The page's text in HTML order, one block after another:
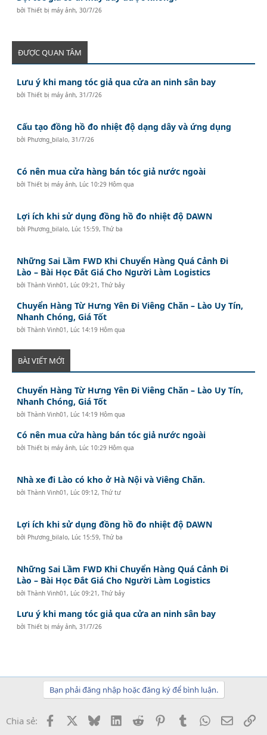
bởiThiết bị máy ảnh,30/7/26
ĐƯỢC QUAN TÂM
Lưu ý khi mang tóc giả qua cửa an ninh sân bay
bởiThiết bị máy ảnh,31/7/26
Cấu tạo đồng hồ đo nhiệt độ dạng dây và ứng dụng
bởi Phương_bilalo,31/7/26
Có nên mua cửa hàng bán tóc giả nước ngoài
bởiThiết bị máy ảnh, Lúc 10:29 Hôm qua
Lợi ích khi sử dụng đồng hồ đo nhiệt độ DAWN
bởi Phương_bilalo, Lúc 15:59, Thứ ba
Những Sai Lầm FWD Khi Chuyển Hàng Quá Cảnh Đi
Lào – Bài Học Đắt Giá Cho Người Làm Logistics
bởiThành Vinh01 , Lúc 09:21, Thứ bảy
Chuyển Hàng Từ Hưng Yên Đi Viêng Chăn – Lào Uy Tín,
Nhanh Chóng, Giá Tốt
bởiThành Vinh01 , Lúc 14:19 Hôm qua
BÀI VIẾT MỚI
Chuyển Hàng Từ Hưng Yên Đi Viêng Chăn – Lào Uy Tín,
Nhanh Chóng, Giá Tốt
bởiThành Vinh01 , Lúc 14:19 Hôm qua
Có nên mua cửa hàng bán tóc giả nước ngoài
bởiThiết bị máy ảnh, Lúc 10:29 Hôm qua
Nhà xe đi Lào có kho ở Hà Nội và Viêng Chăn.
bởiThành Vinh01 , Lúc 09:12, Thứ tư
Lợi ích khi sử dụng đồng hồ đo nhiệt độ DAWN
bởi Phương_bilalo, Lúc 15:59, Thứ ba
Những Sai Lầm FWD Khi Chuyển Hàng Quá Cảnh Đi
Lào – Bài Học Đắt Giá Cho Người Làm Logistics
bởiThành Vinh01 , Lúc 09:21, Thứ bảy
Lưu ý khi mang tóc giả qua cửa an ninh sân bay
bởiThiết bị máy ảnh,31/7/26
Bạn phải đăng nhập hoặc đăng ký để bình luận.
Chia sẻ: Facebook BlueskyLinkedInReddit PinterestTumblrWhatsApp
Email